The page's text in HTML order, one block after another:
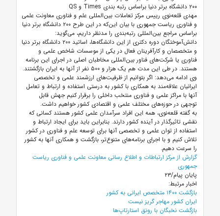
۲۰۰ دانشگاه برتر دنیا براساس رتبه بندی
Times و QS
مهدی قلعه‌نوی رییس مرکز تعاملات بین‌المللی علم و فناوری معاونت علمی
و فناوری ریاست جمهوری با بیان این‌که در این طرح ۲۰۰ دانشگاه برتر دنیا
براساس مراجع بین‌المللی رتبه‌بندی را مدنظر داریم، می‌گوید:
دانش‌آموختگان دوره دکتری از این دانشگاه‌ها، اساتید ۲۰۰ دانشگاه برتر دنیا
و متخصصان و کارآفرینان فعال در یکی از موسسات شاخص علمی و
فناوری یا شرکت‌های فناور بین‌المللی مخاطبان اصلی در اجرای این برنامه
هستند. در طی این مدت هم یک هزار و ۵۰۰ نفر از آنها به ایران بازگشتند.
وی ادامه می‌دهد: اگر بتوانیم از ظرفیت‌های ارزشمند علمی و تخصصی
ایرانیان علاقه‌مند به همکاری با کشور به درستی استفاده و ارتباط و تعامل
آنها با مراکز علمی و فناوری منتخب داخلی را برقرار کنیم جهش قابل
توجهی در حوزه‌های مختلف علمی و اقتصادی کشور خواهیم داشت.
به گفته قلعه‌نوی، همه این افراد سرآمدان علمی کشور هستند کسانی که
نقشی تاثیرگذار در آینده کشور دارند. بنابراین باید برای ایجاد ارتباط و
استفاده از توان علمی و تخصصی آنها برای توسعه علم و فناوری در کشور
تلاش کنیم و با اجرای برنامه‌های متنوع‌تر، بازگشت و همکاری آنها به کشور
را سرعت دهیم.
گزارش از مرکز ارتباطات و اطلاع رسانی معاونت علمی و فناوری ریاست
جمهوری
پایان پیام/۲۳
اخبار مرتبط:
بازگشت ۱۴۰۰ متخصص‌ ایرانی به کشور
ایران کشور مهاجر گریز نیست
بازگشت نخبگان با رونق استارتاپ‌ها